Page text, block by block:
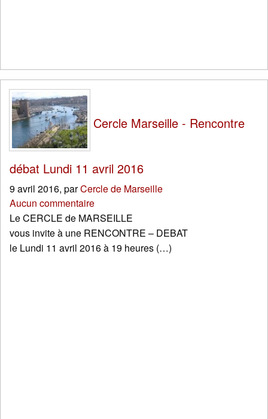
Cercle Marseille - Rencontre
débat Lundi 11 avril 2016
9 avril 2016, parCercle de Marseille
Aucun commentaire
Le CERCLE de MARSEILLE
vous invite à une RENCONTRE – DEBAT
le Lundi 11 avril 2016 à 19 heures (…)